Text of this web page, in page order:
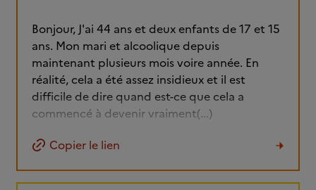
Bonjour, J'ai 44 ans et deux enfants de 17 et 15
ans. Mon mari et alcoolique depuis
maintenant plusieurs mois voire année. En
réalité, cela a été assez insidieux et il est
difficile de dire quand est-ce que cela a
commencé à devenir vraiment(...)
Copier le lien